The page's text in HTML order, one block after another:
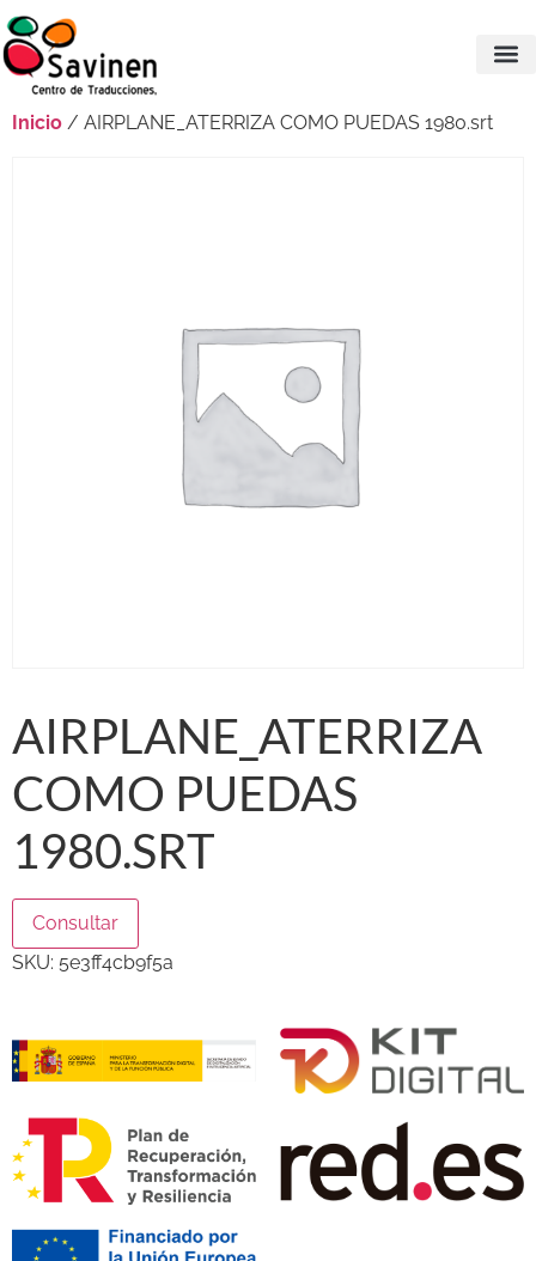
Inicio / AIRPLANE_ATERRIZA COMO PUEDAS 1980.srt
AIRPLANE_ATERRIZA
COMO PUEDAS
1980.SRT
Consultar
SKU: 5e3ff4cb9f5a